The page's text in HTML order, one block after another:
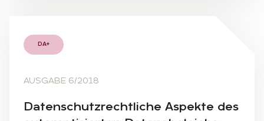
DA+
AUSGABE 6/2018
Da­ten­schutz­recht­li­che As­pek­te des